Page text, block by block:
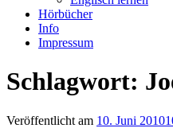
Hörbücher
Info
Impressum
Schlagwort:
Veröffentlicht am 10. Juni 2010